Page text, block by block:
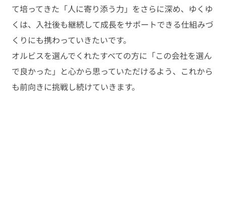
て培ってきた「人に寄り添う力」をさらに深め、ゆくゆ
くは、入社後も継続して成長をサポートできる仕組みづ
くりにも携わっていきたいです。
オルビスを選んでくれたすべての方に「この会社を選ん
で良かった」と心から思っていただけるよう、これから
も前向きに挑戦し続けていきます。